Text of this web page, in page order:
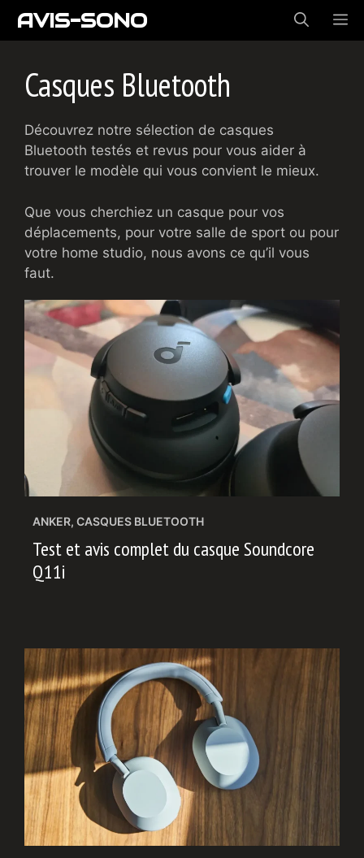
AllerAVIS-SONO
Casques Bluetooth
Découvrez notre sélection de casques
Bluetooth testés et revus pour vous aider à
trouver le modèle qui vous convient le mieux.
Que vous cherchiez un casque pour vos
déplacements, pour votre salle de sport ou pour
votre home studio, nous avons ce qu’il vous
faut.
ANKER, CASQUES BLUETOOTH
Test et avis complet du casque Soundcore
Q11i